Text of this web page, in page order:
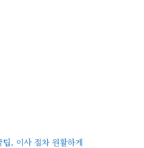
, 이사 절차 원활하게